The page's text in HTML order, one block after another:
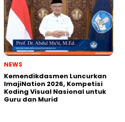
NEWS
Kemendikdasmen Luncurkan
ImajiNation 2026, Kompetisi
Koding Visual Nasional untuk
Guru dan Murid